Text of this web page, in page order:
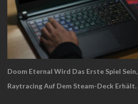
Doom Eternal Wird Das Erste Spiel
Raytracing Auf Dem Steam-Deck Erhält.